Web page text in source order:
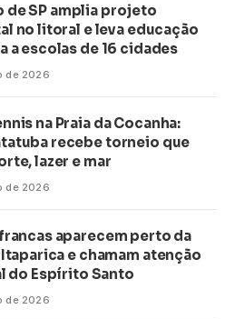
de SP amplia projeto
no litoral e leva educação
a escolas de 16 cidades
de 2026
na Praia da Cocanha:
recebe torneio que
lazer e mar
de 2026
aparecem perto da
Itaparica e chamam atenção
do Espírito Santo
de 2026